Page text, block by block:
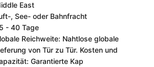
East
, See- oder Bahnfracht
- 40 Tage
Reichweite: Nahtlose globale
von Tür zu Tür. Kosten und
Garantierte Kap